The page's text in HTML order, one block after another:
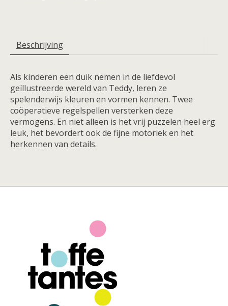
Beschrijving
Als kinderen een duik nemen in de liefdevol
geïllustreerde wereld van Teddy, leren ze
spelenderwijs kleuren en vormen kennen. Twee
coöperatieve regelspellen versterken deze
vermogens. En niet alleen is het vrij puzzelen heel erg
leuk, het bevordert ook de fijne motoriek en het
herkennen van details.